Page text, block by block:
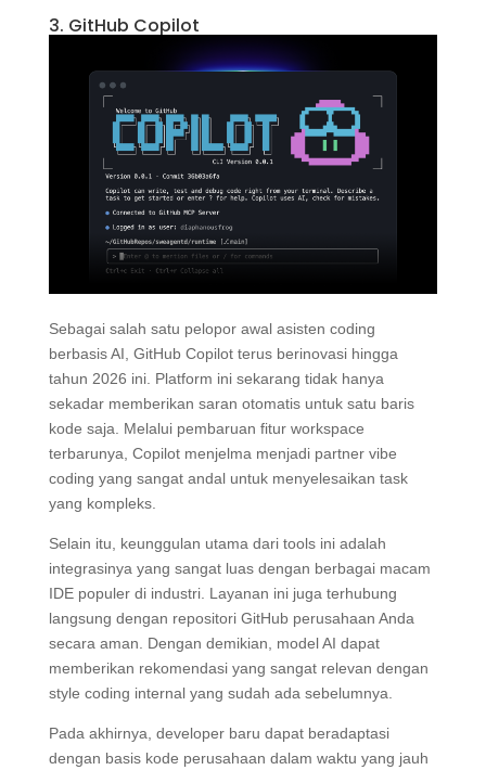
3. GitHub Copilot
Sebagai salah satu pelopor awal asisten coding
berbasis AI, GitHub Copilot terus berinovasi hingga
tahun 2026 ini. Platform ini sekarang tidak hanya
sekadar memberikan saran otomatis untuk satu baris
kode saja. Melalui pembaruan fitur workspace
terbarunya, Copilot menjelma menjadi partner vibe
coding yang sangat andal untuk menyelesaikan task
yang kompleks.
Selain itu, keunggulan utama dari tools ini adalah
integrasinya yang sangat luas dengan berbagai macam
IDE populer di industri. Layanan ini juga terhubung
langsung dengan repositori GitHub perusahaan Anda
secara aman. Dengan demikian, model AI dapat
memberikan rekomendasi yang sangat relevan dengan
style coding internal yang sudah ada sebelumnya.
Pada akhirnya, developer baru dapat beradaptasi
dengan basis kode perusahaan dalam waktu yang jauh